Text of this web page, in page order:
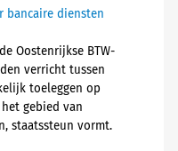
bancaire diensten
Oostenrijkse BTW-
verricht tussen
toeleggen op
gebied van
staatssteun vormt.